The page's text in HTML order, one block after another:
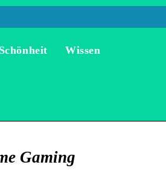
Schönheit Wissen
Gaming